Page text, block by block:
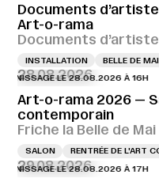
Documents
Art-o-rama
Documents
INSTALLATION BELLE DE MAI
28.08.2026
LE 28.08.2026 À 16H
Art-o-rama 2026 —
contemporain
Friche la Belle de
SALON RENTRÉE DE L'ART
29.08.2026
LE 28.08.2026 À 17H